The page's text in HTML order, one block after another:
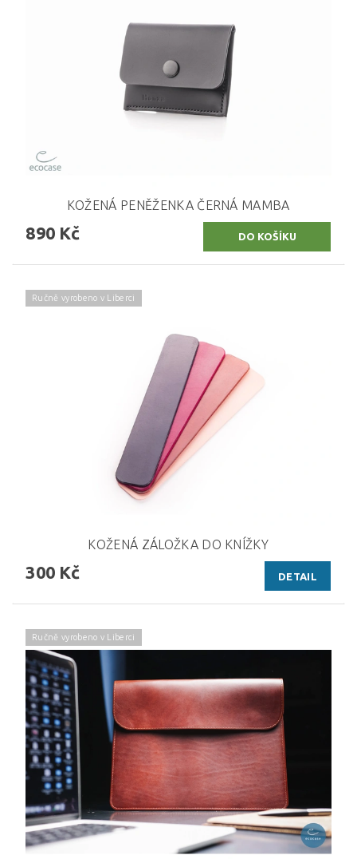
KOŽENÁ PENĚŽENKA ČERNÁ MAMBA
890 Kč
Ručně vyrobeno v Liberci
KOŽENÁ ZÁLOŽKA DO KNÍŽKY
300 Kč DETAIL
Ručně vyrobeno v Liberci